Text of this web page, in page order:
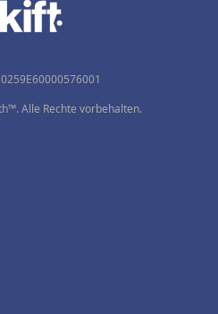
0259Ε60000576001
Alle Rechte vorbehalten.